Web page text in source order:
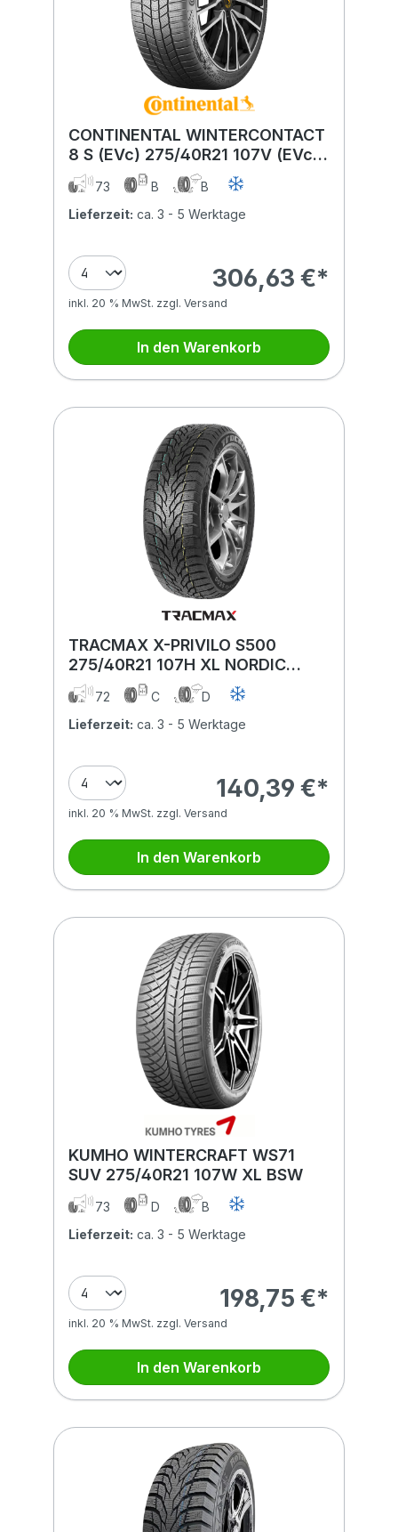
CONTINENTAL WINTERCONTACT
8 S (EVc) 275/40R21 107V (EVc)
XL FR BSW
73 B
B
Lieferzeit: ca. 3 - 5 Werktage
306,63 €*
inkl. 20 % MwSt. zzgl. Versand
In den Warenkorb
TRACMAX X-PRIVILO S500
275/40R21 107H XL NORDIC
COMPOUND BSW
72 C
D
Lieferzeit: ca. 3 - 5 Werktage
140,39 €*
inkl. 20 % MwSt. zzgl. Versand
In den Warenkorb
KUMHO WINTERCRAFT WS71
SUV 275/40R21 107W XL BSW
73 D
B
Lieferzeit: ca. 3 - 5 Werktage
198,75 €*
inkl. 20 % MwSt. zzgl. Versand
In den Warenkorb